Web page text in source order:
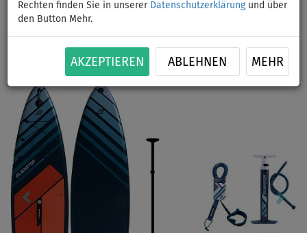
Rechten finden Sie in unserer Datenschutzerklärungund über
den Button Mehr.
AKZEPTIEREN ABLEHNEN MEHR
PADDEL
INKL.
KARBON
PADDEL
BIS
110 kg
KAJAK SITZ
VERSAND
Previous Next